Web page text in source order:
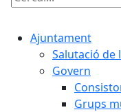
Cercar:
Ajuntament
Salutació de
Govern
Grups